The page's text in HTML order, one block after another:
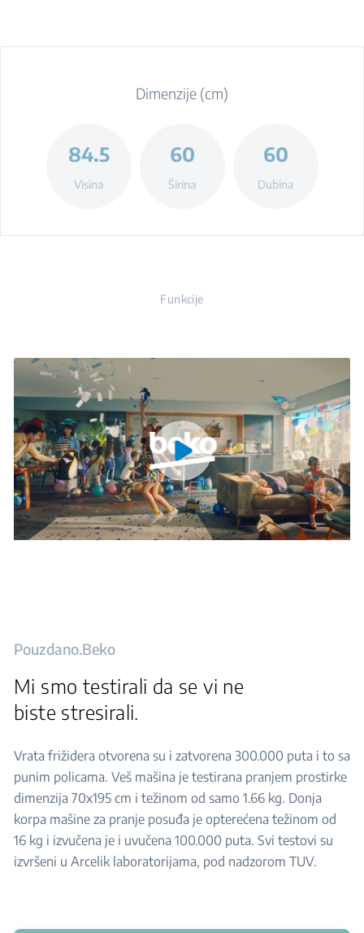
Dimenzije (cm)
84.5
Visina
60
Širina
60
Dubina
Funkcije
Pouzdano.Beko
Mi smo testirali da se vi ne
biste stresirali.
Vrata frižidera otvorena su i zatvorena 300.000 puta i to sa
punim policama. Veš mašina je testirana pranjem prostirke
dimenzija 70x195 cm i težinom od samo 1.66 kg. Donja
korpa mašine za pranje posuđa je opterećena težinom od
16 kg i izvučena je i uvučena 100.000 puta. Svi testovi su
izvršeni u Arcelik laboratorijama, pod nadzorom TUV.